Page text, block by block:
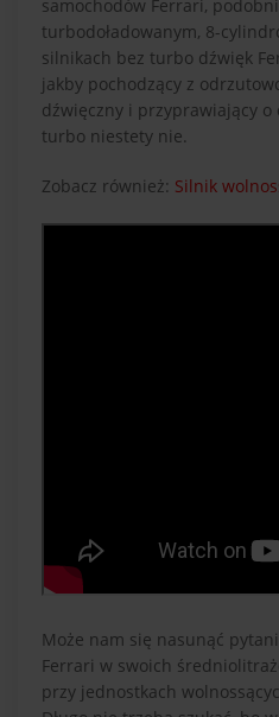
samochodów Ferrari,
turbodoładowanym, 8-
silnikach bez turbo dźwięk
jakby pochodzący z
dźwięczny i przyprawiający o
turbo niestety nie.
Zobacz również: Silnik
Może nam się nasunąć
Ferrari w swoich
przy jednostkach